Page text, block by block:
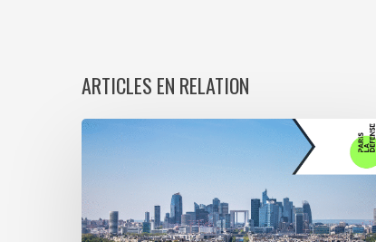
ARTICLES EN RELATION
Paris
La
Défense
une